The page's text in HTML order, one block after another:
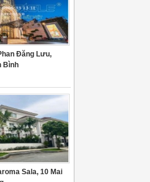
Đăng Lưu,
Bình
Sala, 10 Mai